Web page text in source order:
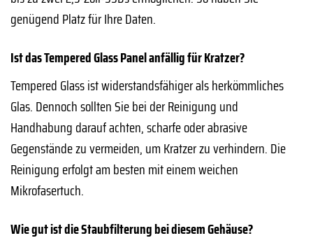
genügend Platz für Ihre Daten.
Ist das Tempered Glass Panel anfällig für Kratzer?
Tempered Glass ist widerstandsfähiger als herkömmliches
Glas. Dennoch sollten Sie bei der Reinigung und
Handhabung darauf achten, scharfe oder abrasive
Gegenstände zu vermeiden, um Kratzer zu verhindern. Die
Reinigung erfolgt am besten mit einem weichen
Mikrofasertuch.
Wie gut ist die Staubfilterung bei diesem Gehäuse?